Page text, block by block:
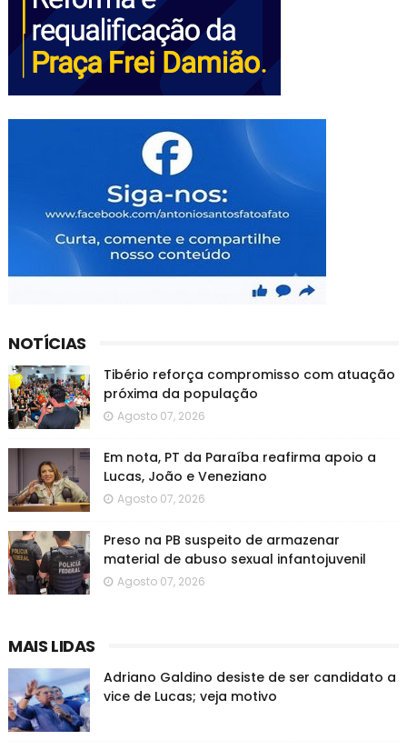
NOTÍCIAS
Tibério reforça compromisso com atuação
próxima da população
Agosto 07, 2026
Em nota, PT da Paraíba reafirma apoio a
Lucas, João e Veneziano
Agosto 07, 2026
Preso na PB suspeito de armazenar
material de abuso sexual infantojuvenil
Agosto 07, 2026
MAIS LIDAS
Adriano Galdino desiste de ser candidato a
vice de Lucas; veja motivo